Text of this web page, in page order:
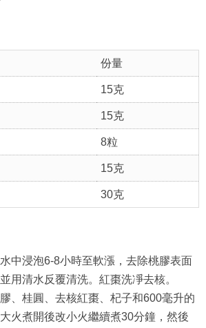
份量
15克
15克
8粒
15克
30克
中浸泡6-8小時至軟漲，去除桃膠表面
用清水反覆清洗。紅棗洗凈去核。
、桂圓、去核紅棗、杞子和600毫升的
火煮開後改小火繼續煮30分鐘，然後